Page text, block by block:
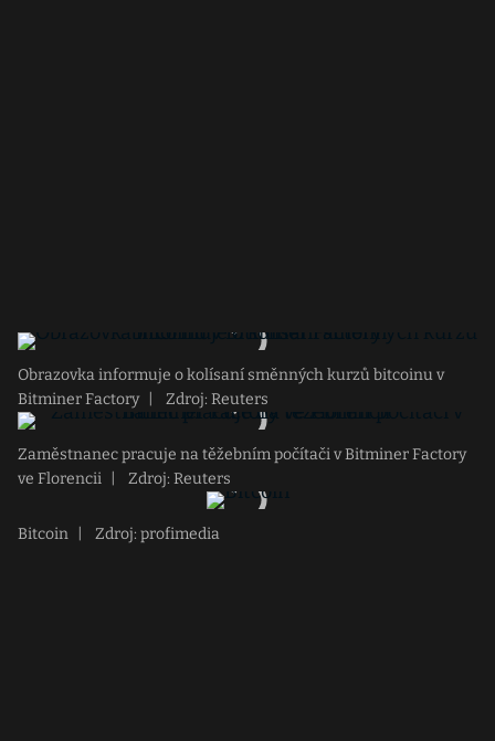
Obrazovka informuje o kolísaní směnných kurzů bitcoinu v
Bitminer Factory
Zdroj: Reuters
Zaměstnanec pracuje na těžebním počítači v Bitminer Factory
ve Florencii
Zdroj: Reuters
Bitcoin Zdroj: profimedia